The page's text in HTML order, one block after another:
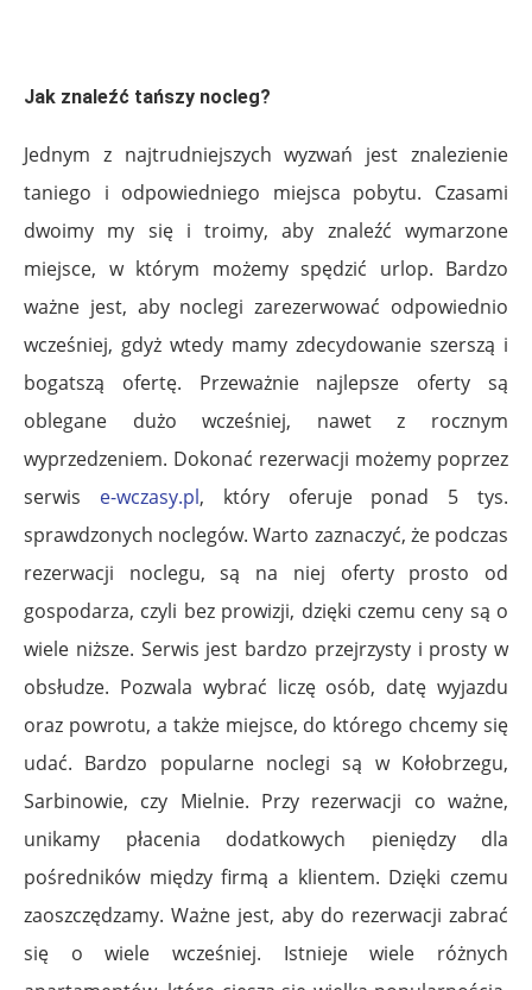
Jak znaleźć tańszy nocleg?
Jednym z najtrudniejszych wyzwań jest znalezienie
taniego i odpowiedniego miejsca pobytu. Czasami
dwoimy my się i troimy, aby znaleźć wymarzone
miejsce, w którym możemy spędzić urlop. Bardzo
ważne jest, aby noclegi zarezerwować odpowiednio
wcześniej, gdyż wtedy mamy zdecydowanie szerszą i
bogatszą ofertę. Przeważnie najlepsze oferty są
oblegane dużo wcześniej, nawet z rocznym
wyprzedzeniem. Dokonać rezerwacji możemy poprzez
serwis e-wczasy.pl, który oferuje ponad 5 tys.
sprawdzonych noclegów. Warto zaznaczyć, że podczas
rezerwacji noclegu, są na niej oferty prosto od
gospodarza, czyli bez prowizji, dzięki czemu ceny są o
wiele niższe. Serwis jest bardzo przejrzysty i prosty w
obsłudze. Pozwala wybrać liczę osób, datę wyjazdu
oraz powrotu, a także miejsce, do którego chcemy się
udać. Bardzo popularne noclegi są w Kołobrzegu,
Sarbinowie, czy Mielnie. Przy rezerwacji co ważne,
unikamy płacenia dodatkowych pieniędzy dla
pośredników między firmą a klientem. Dzięki czemu
zaoszczędzamy. Ważne jest, aby do rezerwacji zabrać
się o wiele wcześniej. Istnieje wiele różnych